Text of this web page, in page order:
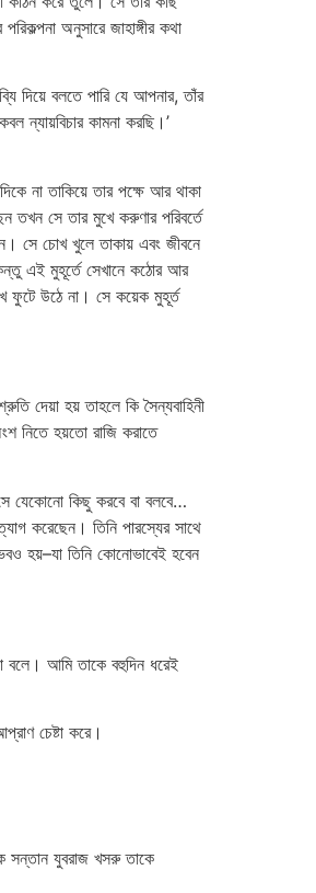
অনুসারে জাহাঙ্গীর কথা
দিয়ে বলতে পারি যে আপনার, তাঁর
ন্যায়বিচার কামনা করছি।’
না তাকিয়ে তার পক্ষে আর থাকা
সে তার মুখে করুণার পরিবর্তে
সে চোখ খুলে তাকায় এবং জীবনে
এই মুহূর্তে সেখানে কঠোর আর
ফুটে উঠে না। সে কয়েক মুহূর্ত
দেয়া হয় তাহলে কি সৈন্যবাহিনী
নিতে হয়তো রাজি করাতে
যেকোনো কিছু করবে বা বলবে…
করেছেন। তিনি পারস্যের সাথে
হয়–যা তিনি কোনোভাবেই হবেন
বলে। আমি তাকে বহুদিন ধরেই
চেষ্টা করে।
সন্তান যুবরাজ খসরু তাকে